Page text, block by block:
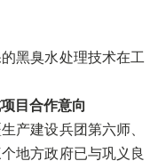
黑臭水处理技术在工
目合作意向
产建设兵团第六师、
地方政府已与巩义良